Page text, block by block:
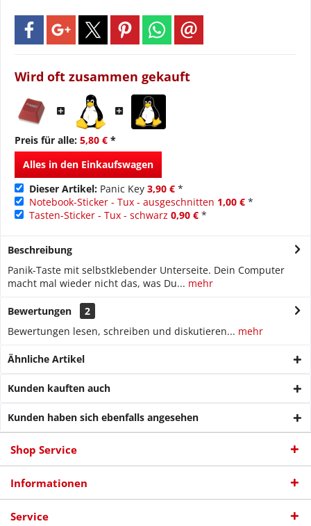
Wird oft zusammen gekauft
Preis für alle: 5,80 € *
Alles in den Einkaufswagen
Dieser Artikel: Panic Key 3,90 € *
Notebook-Sticker - Tux - ausgeschnitten 1,00 € *
Tasten-Sticker - Tux - schwarz 0,90 € *
Beschreibung
Panik-Taste mit selbstklebender Unterseite. Dein Computer
macht mal wieder nicht das, was Du... mehr
Bewertungen
2
Bewertungen lesen, schreiben und diskutieren... mehr
Ähnliche Artikel
Kunden kauften auch
Kunden haben sich ebenfalls angesehen
Shop Service
Informationen
Service